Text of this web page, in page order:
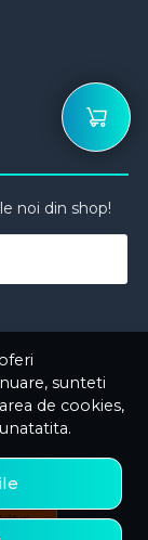
sunteti
de cookies,
noi din shop!